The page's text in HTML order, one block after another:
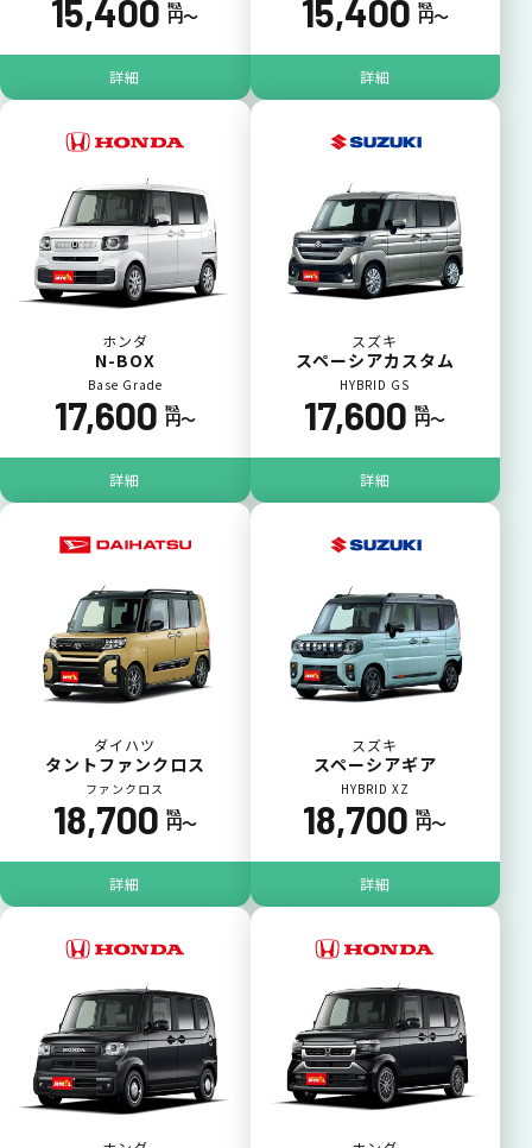
15,400 税込
円〜
詳細
15,400 税込
円〜
詳細
ホンダ
N-BOX
Base Grade
17,600 税込
円〜
詳細
スズキ
スペーシアカスタム
HYBRID GS
17,600 税込
円〜
詳細
ダイハツ
タントファンクロス
ファンクロス
18,700 税込
円〜
詳細
スズキ
スペーシアギア
HYBRID XZ
18,700 税込
円〜
詳細